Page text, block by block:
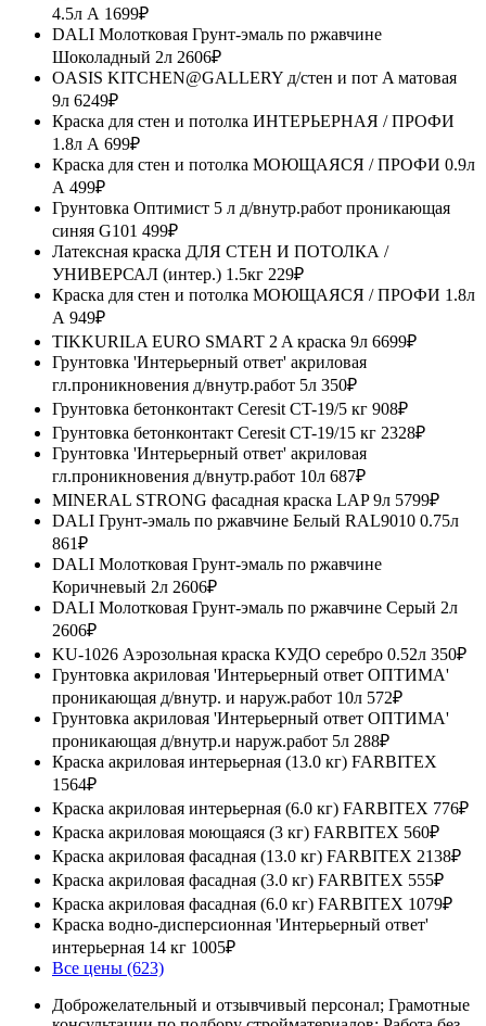
4.5л А 1699₽
DALI Молотковая Грунт-эмаль по ржавчине
Шоколадный 2л 2606₽
OASIS KITCHEN@GALLERY д/стен и пот A матовая
9л 6249₽
Краска для стен и потолка ИНТЕРЬЕРНАЯ / ПРОФИ
1.8л А 699₽
Краска для стен и потолка МОЮЩАЯСЯ / ПРОФИ 0.9л
А 499₽
Грунтовка Оптимист 5 л д/внутр.работ проникающая
синяя G101 499₽
Латексная краска ДЛЯ СТЕН И ПОТОЛКА /
УНИВЕРСАЛ (интер.) 1.5кг 229₽
Краска для стен и потолка МОЮЩАЯСЯ / ПРОФИ 1.8л
А 949₽
TIKKURILA EURO SMART 2 A краска 9л 6699₽
Грунтовка 'Интерьерный ответ' акриловая
гл.проникновения д/внутр.работ 5л 350₽
Грунтовка бетонконтакт Ceresit CT-19/5 кг 908₽
Грунтовка бетонконтакт Ceresit CT-19/15 кг 2328₽
Грунтовка 'Интерьерный ответ' акриловая
гл.проникновения д/внутр.работ 10л 687₽
MINERAL STRONG фасадная краска LAP 9л 5799₽
DALI Грунт-эмаль по ржавчине Белый RAL9010 0.75л
861₽
DALI Молотковая Грунт-эмаль по ржавчине
Коричневый 2л 2606₽
DALI Молотковая Грунт-эмаль по ржавчине Серый 2л
2606₽
KU-1026 Аэрозольная краска КУДО серебро 0.52л 350₽
Грунтовка акриловая 'Интерьерный ответ ОПТИМА'
проникающая д/внутр. и наруж.работ 10л 572₽
Грунтовка акриловая 'Интерьерный ответ ОПТИМА'
проникающая д/внутр.и наруж.работ 5л 288₽
Краска акриловая интерьерная (13.0 кг) FARBITEX
1564₽
Краска акриловая интерьерная (6.0 кг) FARBITEX 776₽
Краска акриловая моющаяся (3 кг) FARBITEX 560₽
Краска акриловая фасадная (13.0 кг) FARBITEX 2138₽
Краска акриловая фасадная (3.0 кг) FARBITEX 555₽
Краска акриловая фасадная (6.0 кг) FARBITEX 1079₽
Краска водно-дисперсионная 'Интерьерный ответ'
интерьерная 14 кг 1005₽
Все цены (623)
Доброжелательный и отзывчивый персонал; Грамотные